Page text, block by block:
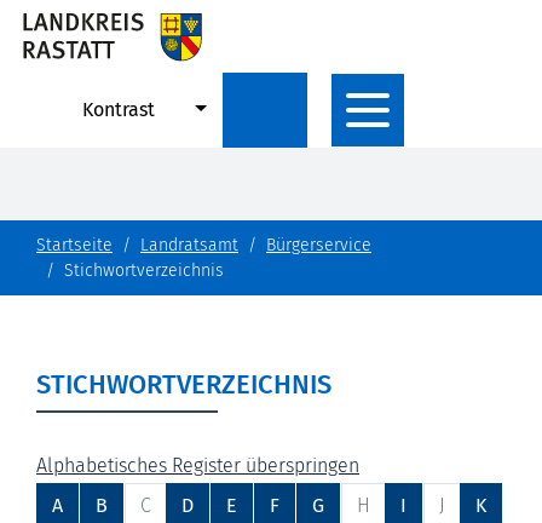
Kontrast
Startseite Landratsamt
Bürgerservice
Stichwortverzeichnis
STICHWORTVERZEICHNIS
Alphabetisches Register überspringen
A
B C D E F G H I J K